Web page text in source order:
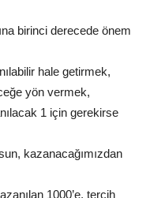
birinci derecede önem
hale getirmek,
yön vermek,
1 için gerekirse
kazanacağımızdan
1000’e, tercih